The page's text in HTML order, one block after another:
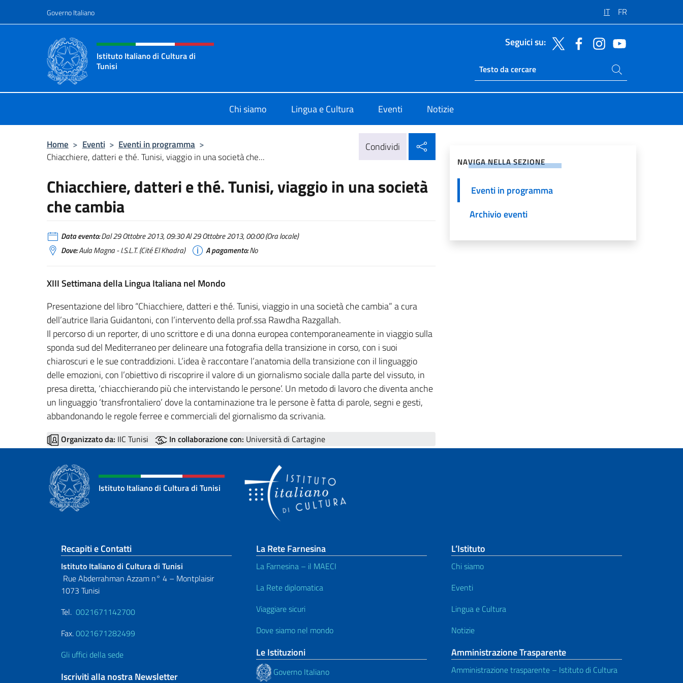
Governo Italiano IT FR
Intestazione sito, social e menù
Istituto Italiano di Cultura di
Tunisi
Seguici su:
Ricerca sito live
Cerca nel sito
Chi siamo Lingua e Cultura Eventi Notizie
Home > Eventi > Eventi in programma >
Chiacchiere, datteri e thé. Tunisi, viaggio in una società che...
Condividi
Chiacchiere, datteri e thé. Tunisi, viaggio in una società
che cambia
Data evento:Dal 29 Ottobre 2013, 09:30 Al 29 Ottobre 2013, 00:00 (Ora locale)
Dove:Aula Magna - I.S.L.T. (Cité El Khadra) A pagamento:No
XIII Settimana della Lingua Italiana nel Mondo
Presentazione del libro “Chiacchiere, datteri e thé. Tunisi, viaggio in una società che cambia” a cura
dell’autrice Ilaria Guidantoni, con l’intervento della prof.ssa Rawdha Razgallah.
Il percorso di un reporter, di uno scrittore e di una donna europea contemporaneamente in viaggio sulla
sponda sud del Mediterraneo per delineare una fotografia della transizione in corso, con i suoi
chiaroscuri e le sue contraddizioni. L’idea è raccontare l’anatomia della transizione con il linguaggio
delle emozioni, con l’obiettivo di riscoprire il valore di un giornalismo sociale dalla parte del vissuto, in
presa diretta, ‘chiacchierando più che intervistando le persone’. Un metodo di lavoro che diventa anche
un linguaggio ‘transfrontaliero’ dove la contaminazione tra le persone è fatta di parole, segni e gesti,
abbandonando le regole ferree e commerciali del giornalismo da scrivania.
Organizzato da: IIC Tunisi In collaborazione con: Università di Cartagine
NAVIGA NELLA SEZIONE
Eventi in programma
Archivio eventi
Istituto Italiano di Cultura di Tunisi
Sezione footer
Recapiti e Contatti
Istituto Italiano di Cultura di Tunisi
Rue Abderrahman Azzam n° 4 – Montplaisir
1073 Tunisi
Tel. 0021671142700
Fax.0021671282499
Gli uffici della sede
Iscriviti alla nostra Newsletter
La Rete Farnesina
La Farnesina – il MAECI
La Rete diplomatica
Viaggiare sicuri
Dove siamo nel mondo
Le Istituzioni
Governo Italiano
L’Istituto
Chi siamo
Eventi
Lingua e Cultura
Notizie
Amministrazione Trasparente
Amministrazione trasparente – Istituto di Cultura